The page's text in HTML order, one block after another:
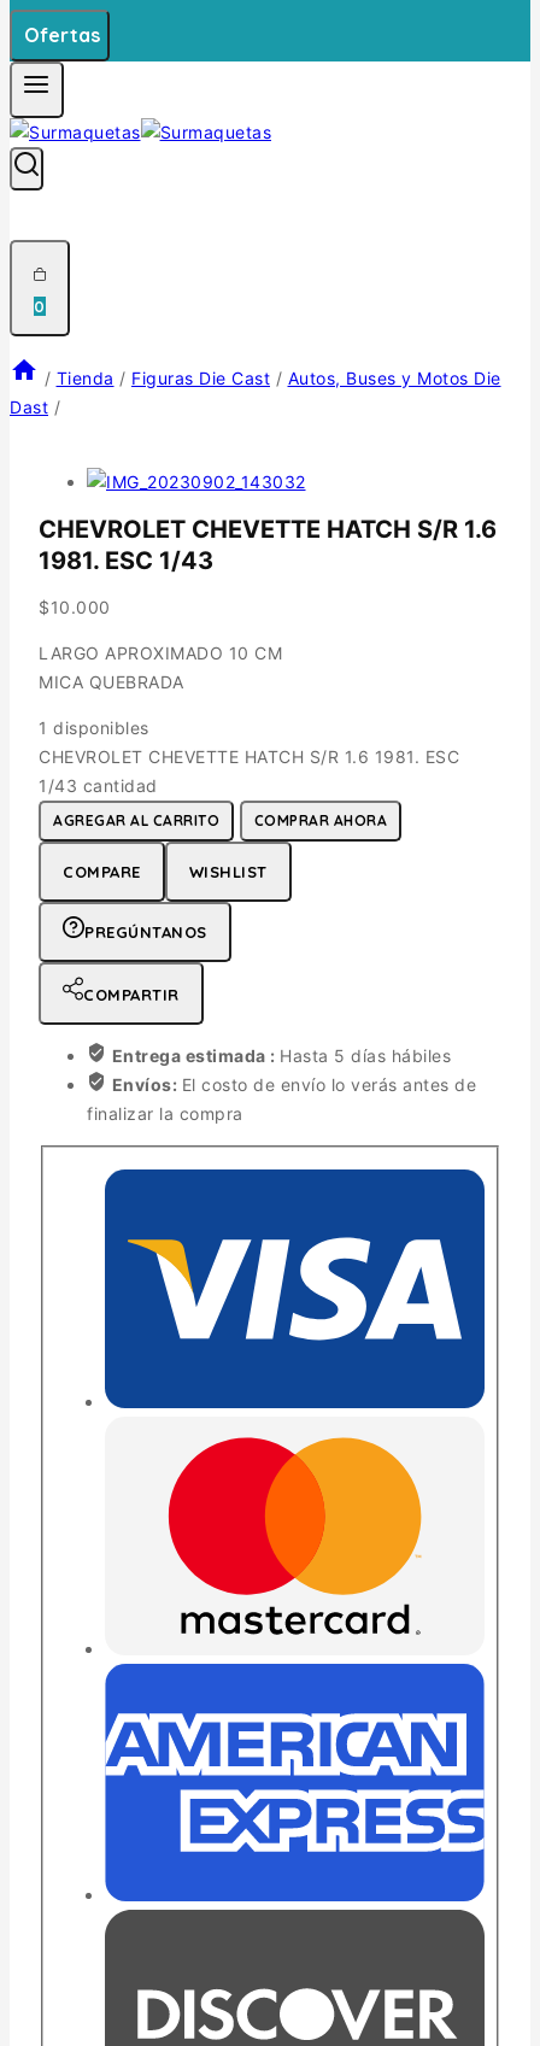
Ofertas
0
/ Tienda / Figuras Die Cast / Autos, Buses y Motos Die
Dast /
CHEVROLET CHEVETTE HATCH S/R 1.6
1981. ESC 1/43
$10.000
LARGO APROXIMADO 10 CM
MICA QUEBRADA
1 disponibles
CHEVROLET CHEVETTE HATCH S/R 1.6 1981. ESC
1/43 cantidad
AGREGAR AL CARRITO COMPRAR AHORA
COMPARE WISHLIST
PREGÚNTANOS
COMPARTIR
Entrega estimada : Hasta 5 días hábiles
Envíos: El costo de envío lo verás antes de
finalizar la compra